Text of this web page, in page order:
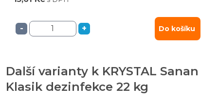
- + Do košíku
Další varianty k KRYSTAL Sanan
Klasik dezinfekce 22 kg